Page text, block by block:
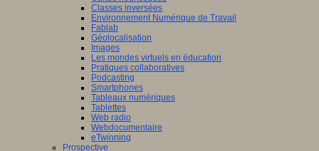
Classes inversées
Environnement Numérique de Travail
Fablab
Géolocalisation
Images
Les mondes virtuels en éducation
Pratiques collaboratives
Podcasting
Smartphones
Tableaux numériques
Tablettes
Web radio
Webdocumentaire
eTwinning
Prospective